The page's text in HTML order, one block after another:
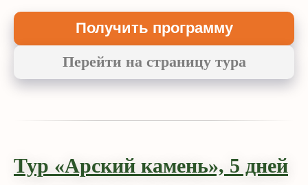
Получить программу
Перейти на страницу тура
Тур «Арский камень», 5 дней